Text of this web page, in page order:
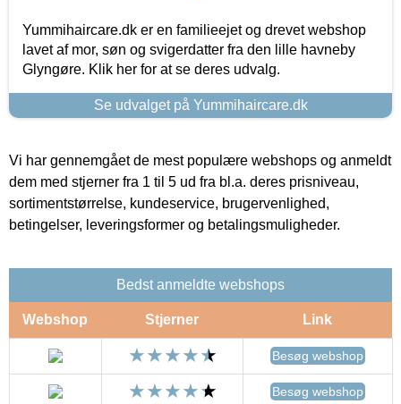
Yummihaircare.dk er en familieejet og drevet webshop
lavet af mor, søn og svigerdatter fra den lille havneby
Glyngøre. Klik her for at se deres udvalg.
Se udvalget på Yummihaircare.dk
Vi har gennemgået de mest populære webshops og anmeldt
dem med stjerner fra 1 til 5 ud fra bl.a. deres prisniveau,
sortimentstørrelse, kundeservice, brugervenlighed,
betingelser, leveringsformer og betalingsmuligheder.
Bedst anmeldte webshops
Webshop Stjerner Link
Besøg webshop
Besøg webshop